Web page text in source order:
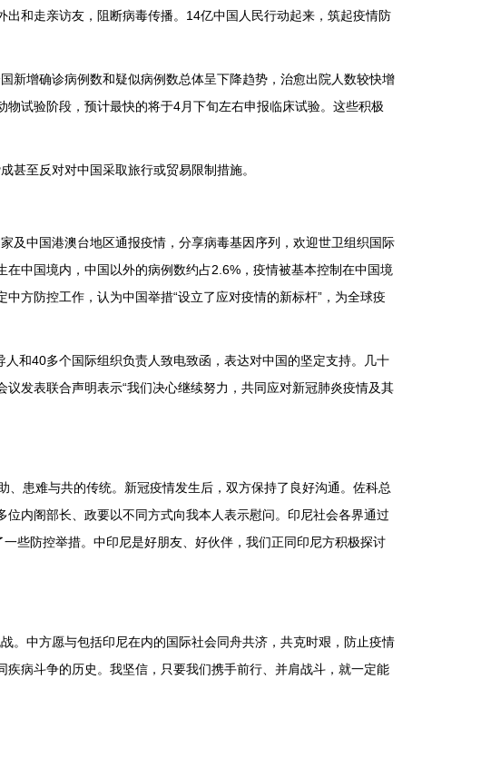
和走亲访友，阻断病毒传播。14亿中国人民行动起来，筑起疫情防
增确诊病例数和疑似病例数总体呈下降趋势，治愈出院人数较快增
试验阶段，预计最快的将于4月下旬左右申报临床试验。这些积极
至反对对中国采取旅行或贸易限制措施。
中国港澳台地区通报疫情，分享病毒基因序列，欢迎世卫组织国际
中国境内，中国以外的病例数约占2.6%，疫情被基本控制在中国境
方防控工作，认为中国举措“设立了应对疫情的新标杆”，为全球疫
和40多个国际组织负责人致电致函，表达对中国的坚定支持。几十
发表联合声明表示“我们决心继续努力，共同应对新冠肺炎疫情及其
患难与共的传统。新冠疫情发生后，双方保持了良好沟通。佐科总
内阁部长、政要以不同方式向我本人表示慰问。印尼社会各界通过
些防控举措。中印尼是好朋友、好伙伴，我们正同印尼方积极探讨
中方愿与包括印尼在内的国际社会同舟共济，共克时艰，防止疫情
病斗争的历史。我坚信，只要我们携手前行、并肩战斗，就一定能